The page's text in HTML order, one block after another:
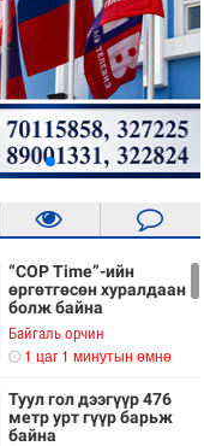
“COP Time”-ийн
өргөтгөсөн хуралдаан
болж байна
Байгаль орчин
1 цаг 1 минутын өмнө
Туул гол дээгүүр 476
метр урт гүүр барьж
байна